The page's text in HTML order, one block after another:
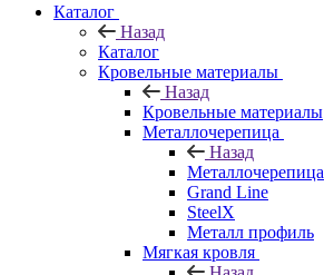
Каталог
Назад
Каталог
Кровельные материалы
Назад
Кровельные материалы
Металлочерепица
Назад
Металлочерепица
Grand Line
SteelX
Металл профиль
Мягкая кровля